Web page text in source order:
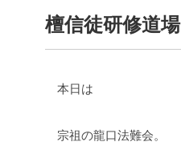
檀信徒研修道場
本日は
宗祖の龍口法難会。